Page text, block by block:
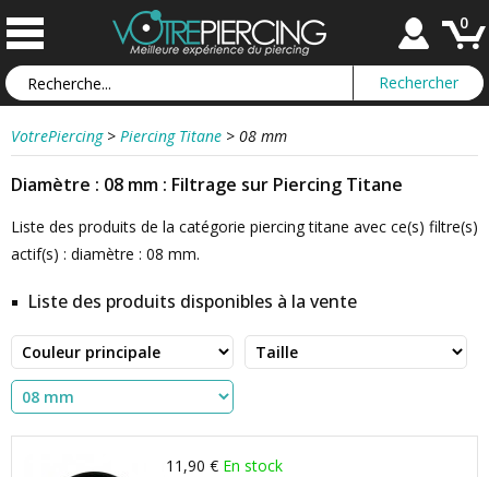
0
VotrePiercing > Piercing Titane > 08 mm
Diamètre : 08 mm : Filtrage sur Piercing Titane
Liste des produits de la catégorie piercing titane avec ce(s) filtre(s)
actif(s) : diamètre : 08 mm.
Liste des produits disponibles à la vente
11,90 € En stock